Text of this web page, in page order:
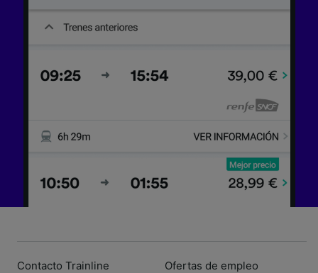
Contacto Trainline Ofertas de empleo